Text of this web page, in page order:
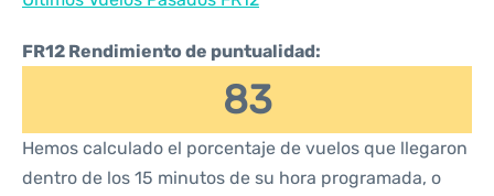
FR12 Rendimiento de puntualidad:
83
Hemos calculado el porcentaje de vuelos que llegaron
dentro de los 15 minutos de su hora programada, o